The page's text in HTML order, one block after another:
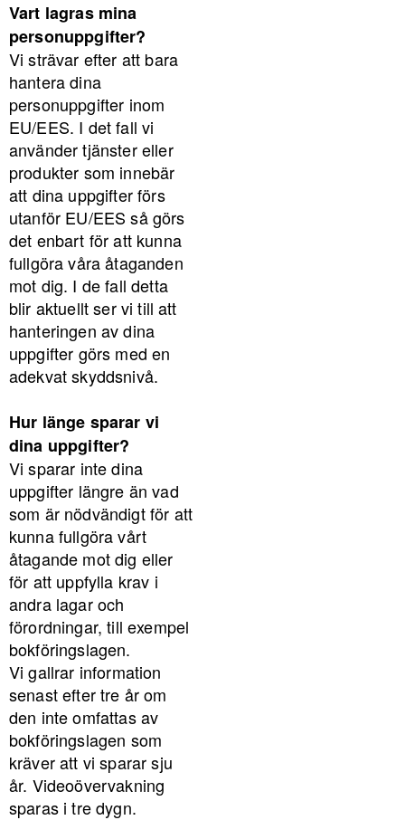
Vart lagras mina
personuppgifter?
Vi strävar efter att bara
hantera dina
personuppgifter inom
EU/EES. I det fall vi
använder tjänster eller
produkter som innebär
att dina uppgifter förs
utanför EU/EES så görs
det enbart för att kunna
fullgöra våra åtaganden
mot dig. I de fall detta
blir aktuellt ser vi till att
hanteringen av dina
uppgifter görs med en
adekvat skyddsnivå.
Hur länge sparar vi
dina uppgifter?
Vi sparar inte dina
uppgifter längre än vad
som är nödvändigt för att
kunna fullgöra vårt
åtagande mot dig eller
för att uppfylla krav i
andra lagar och
förordningar, till exempel
bokföringslagen.
Vi gallrar information
senast efter tre år om
den inte omfattas av
bokföringslagen som
kräver att vi sparar sju
år. Videoövervakning
sparas i tre dygn.